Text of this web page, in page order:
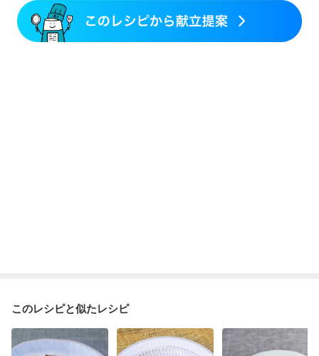
乳がん治療を終えた方・経過観察中の方など
飲み込みにくい
食欲がない
妊娠中(初期)
妊婦健診・体重増加が気になる（初期）
このレシピと似たレシピ